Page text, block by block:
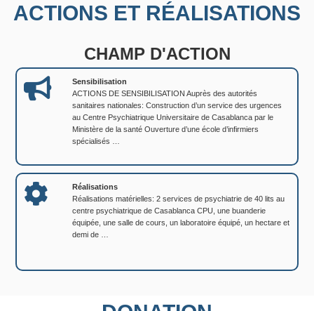
ACTIONS ET RÉALISATIONS
CHAMP D'ACTION
Sensibilisation
ACTIONS DE SENSIBILISATION Auprès des autorités
sanitaires nationales: Construction d’un service des urgences
au Centre Psychiatrique Universitaire de Casablanca par le
Ministère de la santé Ouverture d’une école d’infirmiers
spécialisés …
Réalisations
Réalisations matérielles: 2 services de psychiatrie de 40 lits au
centre psychiatrique de Casablanca CPU, une buanderie
équipée, une salle de cours, un laboratoire équipé, un hectare et
demi de …